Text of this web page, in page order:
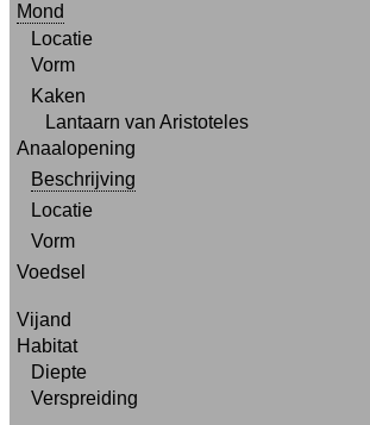
Mond
Locatie
Vorm
Kaken
Lantaarn van Aristoteles
Anaalopening
Beschrijving
Locatie
Vorm
Voedsel
Vijand
Habitat
Diepte
Verspreiding